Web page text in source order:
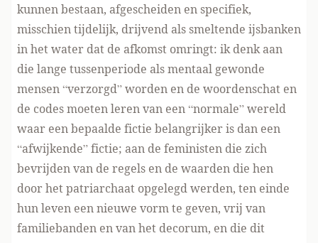
kunnen bestaan, afgescheiden en specifiek,
misschien tijdelijk, drijvend als smeltende ijsbanken
in het water dat de afkomst omringt: ik denk aan
die lange tussenperiode als mentaal gewonde
mensen “verzorgd” worden en de woordenschat en
de codes moeten leren van een “normale” wereld
waar een bepaalde fictie belangrijker is dan een
“afwijkende” fictie; aan de feministen die zich
bevrijden van de regels en de waarden die hen
door het patriarchaat opgelegd werden, ten einde
hun leven een nieuwe vorm te geven, vrij van
familiebanden en van het decorum, en die dit